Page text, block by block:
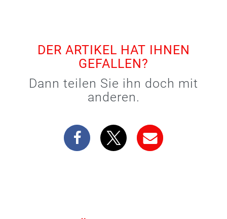
DER ARTIKEL HAT IHNEN
GEFALLEN?
Dann teilen Sie ihn doch mit
anderen.